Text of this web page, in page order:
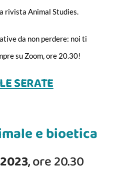
rivista Animal Studies.
da non perdere: noi ti
su Zoom, ore 20.30!
SERATE
e bioetica
, ore 20.30